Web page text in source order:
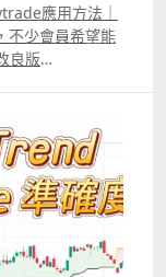
應用方法｜
不少會員希望能
良版
報大約是150
期指外，
些應用方法只
像過去一樣推出
應用方法，就像
個人的應用方